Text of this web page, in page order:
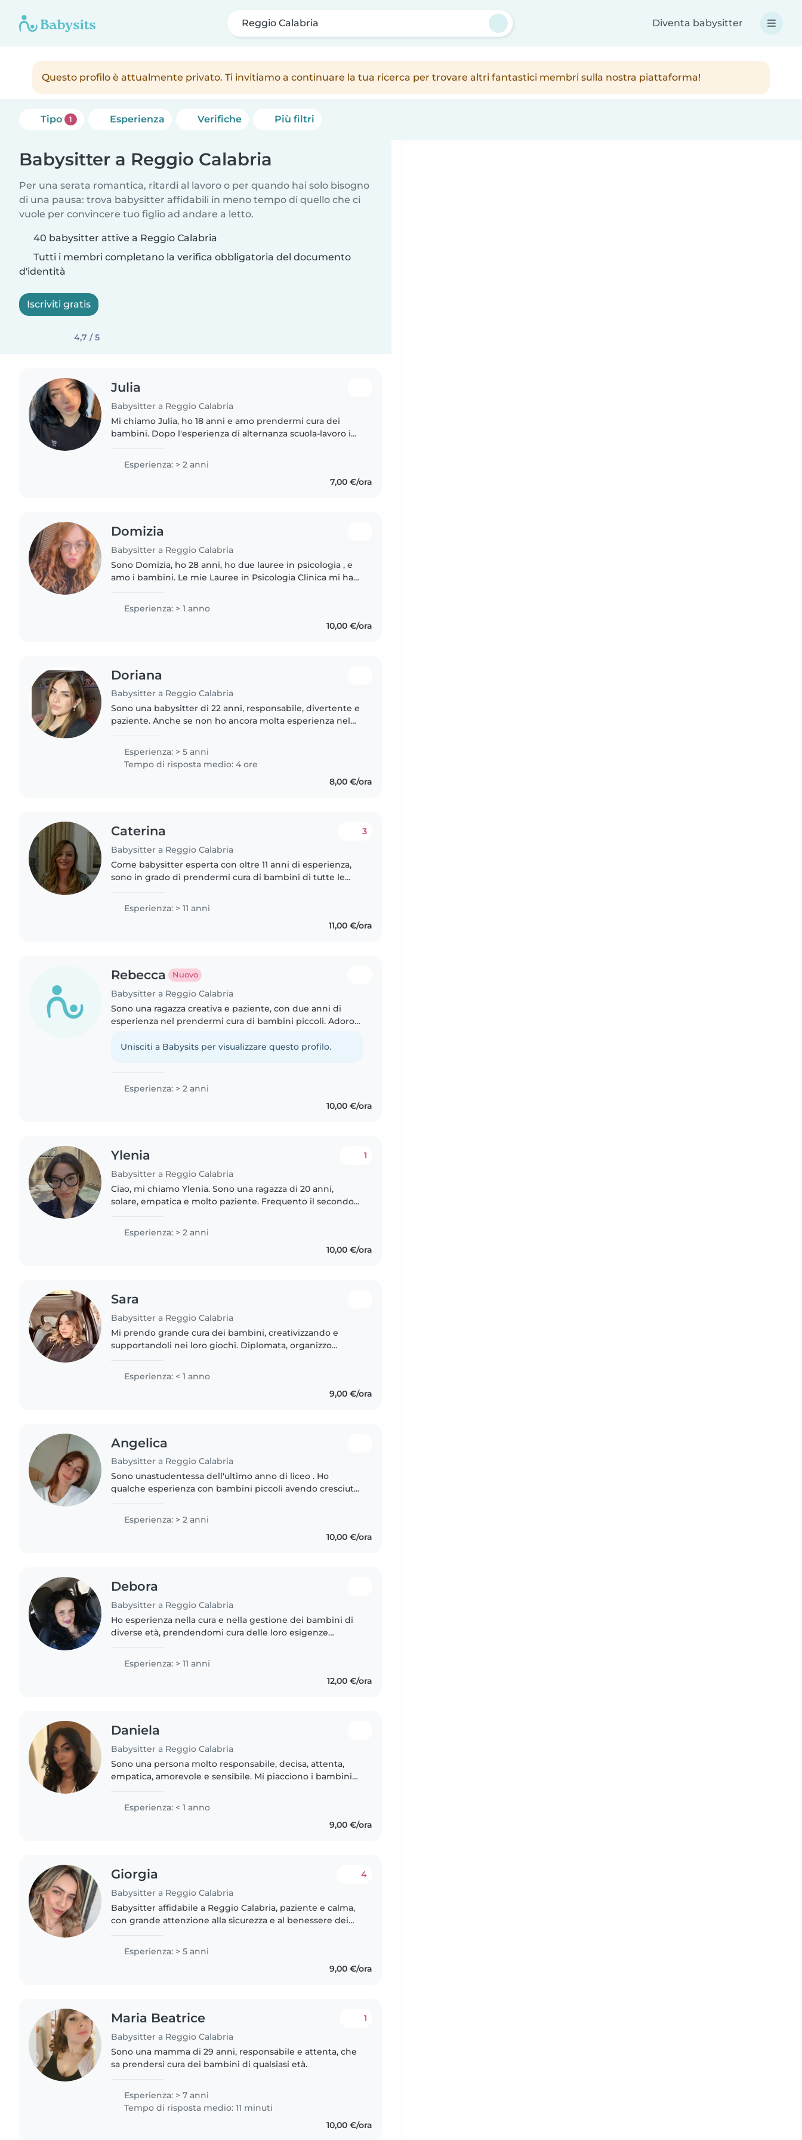
Reggio Calabria Diventa babysitter
Questo profilo è attualmente privato. Ti invitiamo a continuare la tua ricerca per trovare altri fantastici membri sulla nostra piattaforma!
Tipo 1 Esperienza Verifiche Più filtri
Babysitter a Reggio Calabria
Per una serata romantica, ritardi al lavoro o per quando hai solo bisogno
di una pausa: trova babysitter affidabili in meno tempo di quello che ci
vuole per convincere tuo figlio ad andare a letto.
40 babysitter attive a Reggio Calabria
Tutti i membri completano la verifica obbligatoria del documento
d'identità
Iscriviti gratis
4,7 / 5
Julia
Babysitter a Reggio Calabria
Mi chiamo Julia, ho 18 anni e amo prendermi cura dei
bambini. Dopo l'esperienza di alternanza scuola-lavoro in
appassiona. Sono una..
Esperienza: > 2 anni
7,00 €/ora
Domizia
Babysitter a Reggio Calabria
Sono Domizia, ho 28 anni, ho due lauree in psicologia , e
amo i bambini. Le mie Lauree in Psicologia Clinica mi ha
Esperienza: > 1 anno
10,00 €/ora
Doriana
Babysitter a Reggio Calabria
Sono una babysitter di 22 anni, responsabile, divertente e
paziente. Anche se non ho ancora molta esperienza nel
brava con i bambini..
Esperienza: > 5 anni
Tempo di risposta medio: 4 ore
8,00 €/ora
Caterina
Babysitter a Reggio Calabria
3
Come babysitter esperta con oltre 11 anni di esperienza,
sono in grado di prendermi cura di bambini di tutte le
responsabile, creativa..
Esperienza: > 11 anni
11,00 €/ora
Rebecca Nuovo
Babysitter a Reggio Calabria
Sono una ragazza creativa e paziente, con due anni di
esperienza nel prendermi cura di bambini piccoli. Adoro
sono disponibile..
Unisciti a Babysits per visualizzare questo profilo.
Esperienza: > 2 anni
10,00 €/ora
Ylenia
Babysitter a Reggio Calabria
1
Ciao, mi chiamo Ylenia. Sono una ragazza di 20 anni,
solare, empatica e molto paziente. Frequento il secondo
di diventare..
Esperienza: > 2 anni
10,00 €/ora
Sara
Babysitter a Reggio Calabria
Mi prendo grande cura dei bambini, creativizzando e
supportandoli nei loro giochi. Diplomata, organizzo
Esperienza: < 1 anno
9,00 €/ora
Angelica
Babysitter a Reggio Calabria
Sono unastudentessa dell'ultimo anno di liceo . Ho
qualche esperienza con bambini piccoli avendo cresciuto
scienze della formazione..
Esperienza: > 2 anni
10,00 €/ora
Debora
Babysitter a Reggio Calabria
Ho esperienza nella cura e nella gestione dei bambini di
diverse età, prendendomi cura delle loro esigenze
un ambiente sereno..
Esperienza: > 11 anni
12,00 €/ora
Daniela
Babysitter a Reggio Calabria
Sono una persona molto responsabile, decisa, attenta,
empatica, amorevole e sensibile. Mi piacciono i bambini
speciali essendo una..
Esperienza: < 1 anno
9,00 €/ora
Giorgia
Babysitter a Reggio Calabria
4
Babysitter affidabile a Reggio Calabria, paziente e calma,
con grande attenzione alla sicurezza e al benessere dei
stimolante, proponendo..
Esperienza: > 5 anni
9,00 €/ora
Maria Beatrice
Babysitter a Reggio Calabria
1
Sono una mamma di 29 anni, responsabile e attenta, che
sa prendersi cura dei bambini di qualsiasi età.
Esperienza: > 7 anni
Tempo di risposta medio: 11 minuti
10,00 €/ora